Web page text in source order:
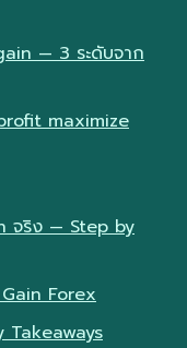
— 3 ระดับจาก
maximize
จริง — Step by
Forex
Takeaways